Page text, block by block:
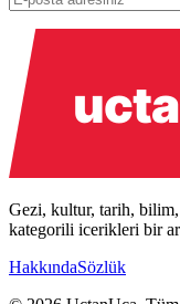
Gezi, kultur, tarih,
kategorili icerikleri bir
HakkındaSözlük